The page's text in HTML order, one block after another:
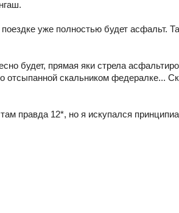
уже полностью будет асфальт.
будет, прямая яки стрела
отсыпанной скальником федералке...
правда 12*, но я искупался